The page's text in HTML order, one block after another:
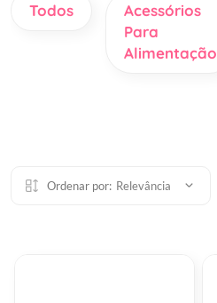
Todos
Acessórios
Para
Alimentação
Ordenar por: Relevância